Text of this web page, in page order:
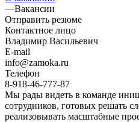
—Вакансии
Отправить резюме
Контактное лицо
Владимир Васильевич
E-mail
info@zamoka.ru
Телефон
8-918-46-777-87
Мы рады видеть в команде
сотрудников, готовых решать
реализовывать масштабные